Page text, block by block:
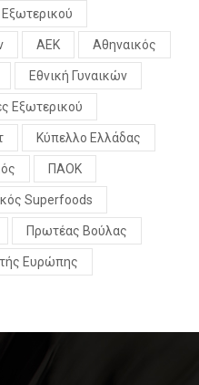
ΑΕΚ Αθηναικός
Εθνική Γυναικών
Εξωτερικού
Κύπελλο Ελλάδας
ΠΑΟΚ
Superfoods
Πρωτέας Βούλας
Ευρώπης